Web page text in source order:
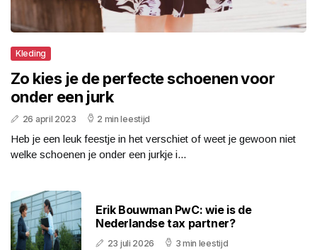
Kleding
Zo kies je de perfecte schoenen voor
onder een jurk
26 april 2023 2 min leestijd
Heb je een leuk feestje in het verschiet of weet je gewoon niet
welke schoenen je onder een jurkje i...
Erik Bouwman PwC: wie is de
Nederlandse tax partner?
23 juli 2026 3 min leestijd